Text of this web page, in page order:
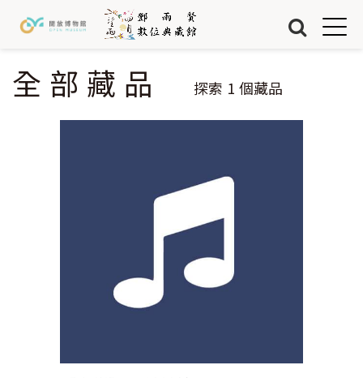
關於我們
Jump to Navigation
Jump to Main content
您在這裡
全部藏品 探索 1 個藏品